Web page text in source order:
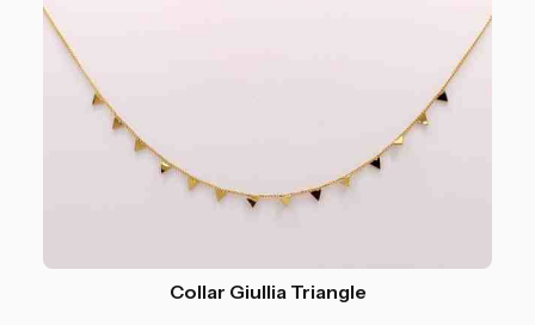
Collar Giullia Triangle